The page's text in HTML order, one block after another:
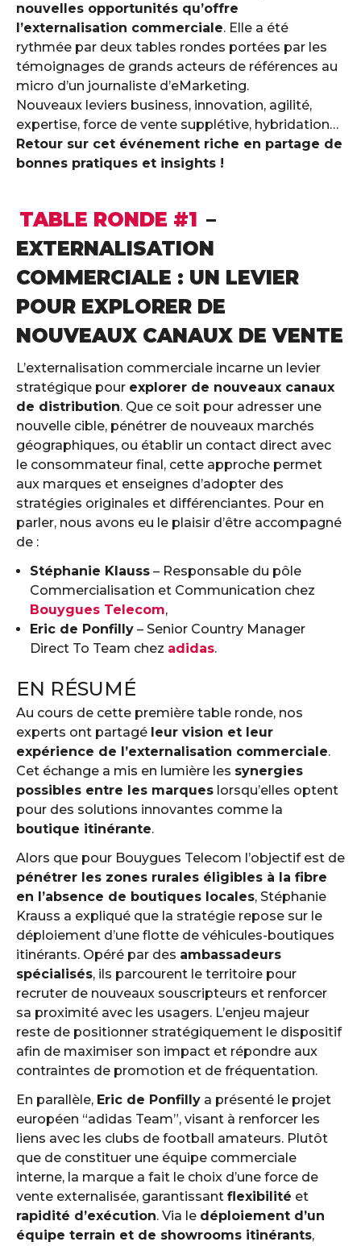
nouvelles opportunités qu’offre
l’externalisation commerciale. Elle a été
rythmée par deux tables rondes portées par les
témoignages de grands acteurs de références au
micro d’un journaliste d’eMarketing.
Nouveaux leviers business, innovation, agilité,
expertise, force de vente supplétive, hybridation…
Retour sur cet événement riche en partage de
bonnes pratiques et insights !
TABLE RONDE #1 –
EXTERNALISATION
COMMERCIALE : UN LEVIER
POUR EXPLORER DE
NOUVEAUX CANAUX DE VENTE
L’externalisation commerciale incarne un levier
stratégique pour explorer de nouveaux canaux
de distribution. Que ce soit pour adresser une
nouvelle cible, pénétrer de nouveaux marchés
géographiques, ou établir un contact direct avec
le consommateur final, cette approche permet
aux marques et enseignes d’adopter des
stratégies originales et différenciantes. Pour en
parler, nous avons eu le plaisir d’être accompagné
de :
Stéphanie Klauss – Responsable du pôle
Commercialisation et Communication chez
Bouygues Telecom,
Eric de Ponfilly – Senior Country Manager
Direct To Team chez adidas.
EN RÉSUMÉ
Au cours de cette première table ronde, nos
experts ont partagé leur vision et leur
expérience de l’externalisation commerciale.
Cet échange a mis en lumière les synergies
possibles entre les marques lorsqu’elles optent
pour des solutions innovantes comme la
boutique itinérante.
Alors que pour Bouygues Telecom l’objectif est de
pénétrer les zones rurales éligibles à la fibre
en l’absence de boutiques locales, Stéphanie
Krauss a expliqué que la stratégie repose sur le
déploiement d’une flotte de véhicules-boutiques
itinérants. Opéré par des ambassadeurs
spécialisés, ils parcourent le territoire pour
recruter de nouveaux souscripteurs et renforcer
sa proximité avec les usagers. L’enjeu majeur
reste de positionner stratégiquement le dispositif
afin de maximiser son impact et répondre aux
contraintes de promotion et de fréquentation.
En parallèle, Eric de Ponfilly a présenté le projet
européen “adidas Team”, visant à renforcer les
liens avec les clubs de football amateurs. Plutôt
que de constituer une équipe commerciale
interne, la marque a fait le choix d’une force de
vente externalisée, garantissant flexibilité et
rapidité d’exécution. Via le déploiement d’un
équipe terrain et de showrooms itinérants,